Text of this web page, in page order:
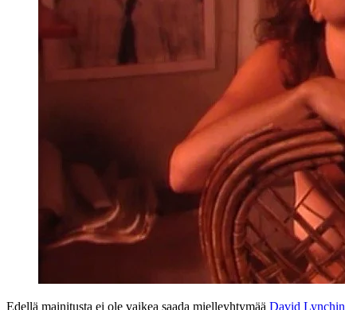
Edellä mainitusta ei ole vaikea saada mielleyhtymää David Lynchin